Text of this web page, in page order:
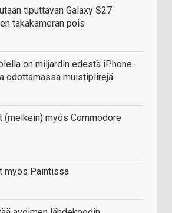
tiputtavan Galaxy S27
takakameran pois
on miljardin edestä iPhone-
odottamassa muistipiirejä
(melkein) myös Commodore
myös Paintissa